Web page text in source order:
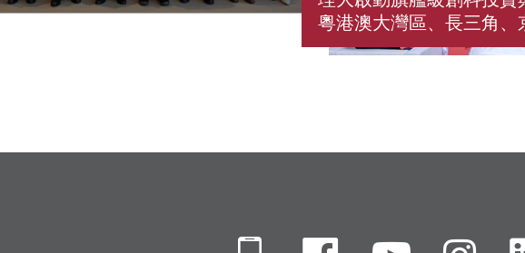
粵港澳大灣區、長三角